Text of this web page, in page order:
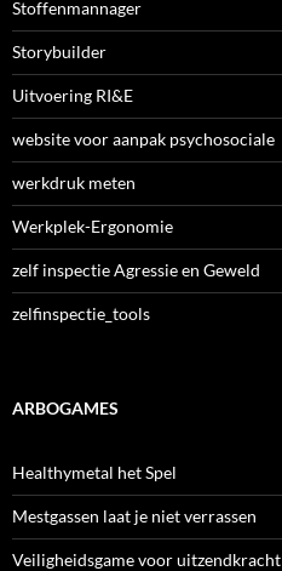
Stoffenmannager
Storybuilder
Uitvoering RI&E
website voor aanpak psychosociale
werkdruk meten
Werkplek-Ergonomie
zelf inspectie Agressie en Geweld
zelfinspectie_tools
ARBOGAMES
Healthymetal het Spel
Mestgassen laat je niet verrassen
Veiligheidsgame voor uitzendkracht